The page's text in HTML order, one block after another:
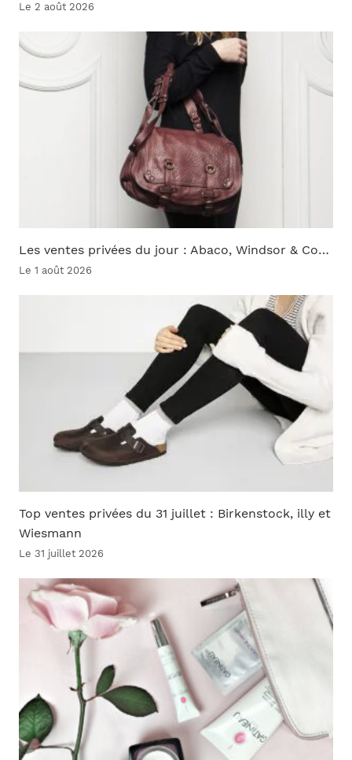
Le 2 août 2026
Les ventes privées du jour : Abaco, Windsor & Co…
Le 1 août 2026
Top ventes privées du 31 juillet : Birkenstock, illy et
Wiesmann
Le 31 juillet 2026